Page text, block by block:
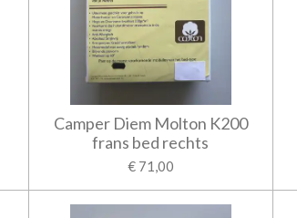
Camper Diem Molton K200
frans bed rechts
€ 71,00